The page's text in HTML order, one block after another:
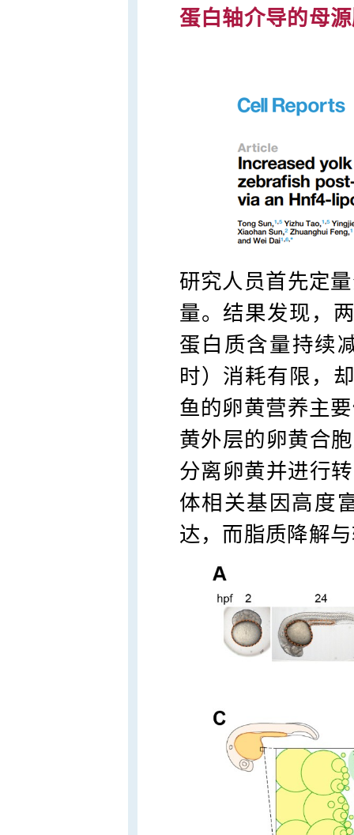
蛋白轴介导的母
研究人员首先定
量。结果发现，
蛋白质含量持续
时）消耗有限，
鱼的卵黄营养主
黄外层的卵黄合
分离卵黄并进行
体相关基因高度
达，而脂质降解